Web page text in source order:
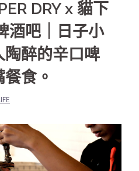
DRY x 貓下
酒吧｜日子小
陶醉的辛口啤
食。